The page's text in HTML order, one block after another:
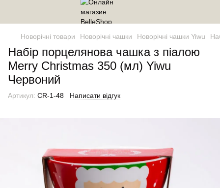
Новорічні товари Новорічні чашки Новорічні чашки Yiwu
Набір порцелянова чашка з піалою
Merry Christmas 350 (мл) Yiwu
Червоний
Артикул: CR-1-48 Написати відгук